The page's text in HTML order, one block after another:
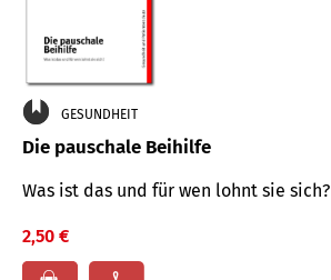
GESUNDHEIT
Die pauschale Beihilfe
Was ist das und für wen lohnt sie sich?
2,50 €